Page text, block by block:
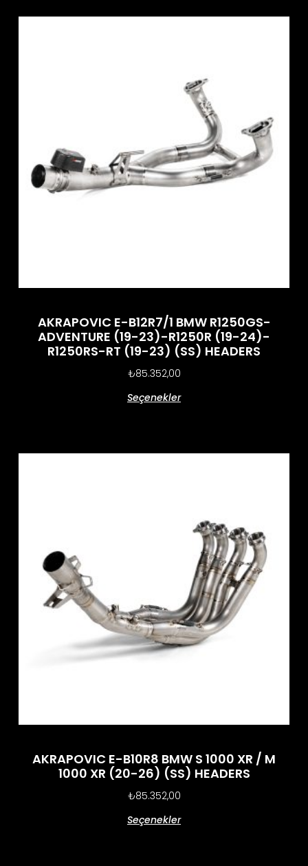
AKRAPOVIC E-B12R7/1 BMW R1250GS-
ADVENTURE (19-23)-R1250R (19-24)-
R1250RS-RT (19-23) (SS) HEADERS
₺85.352,00
Seçenekler
AKRAPOVIC E-B10R8 BMW S 1000 XR / M
1000 XR (20-26) (SS) HEADERS
₺85.352,00
Seçenekler